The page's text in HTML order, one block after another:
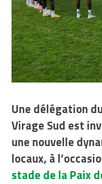
Une délégation
Virage Sud est
une nouvelle
locaux, à
stade de la Paix